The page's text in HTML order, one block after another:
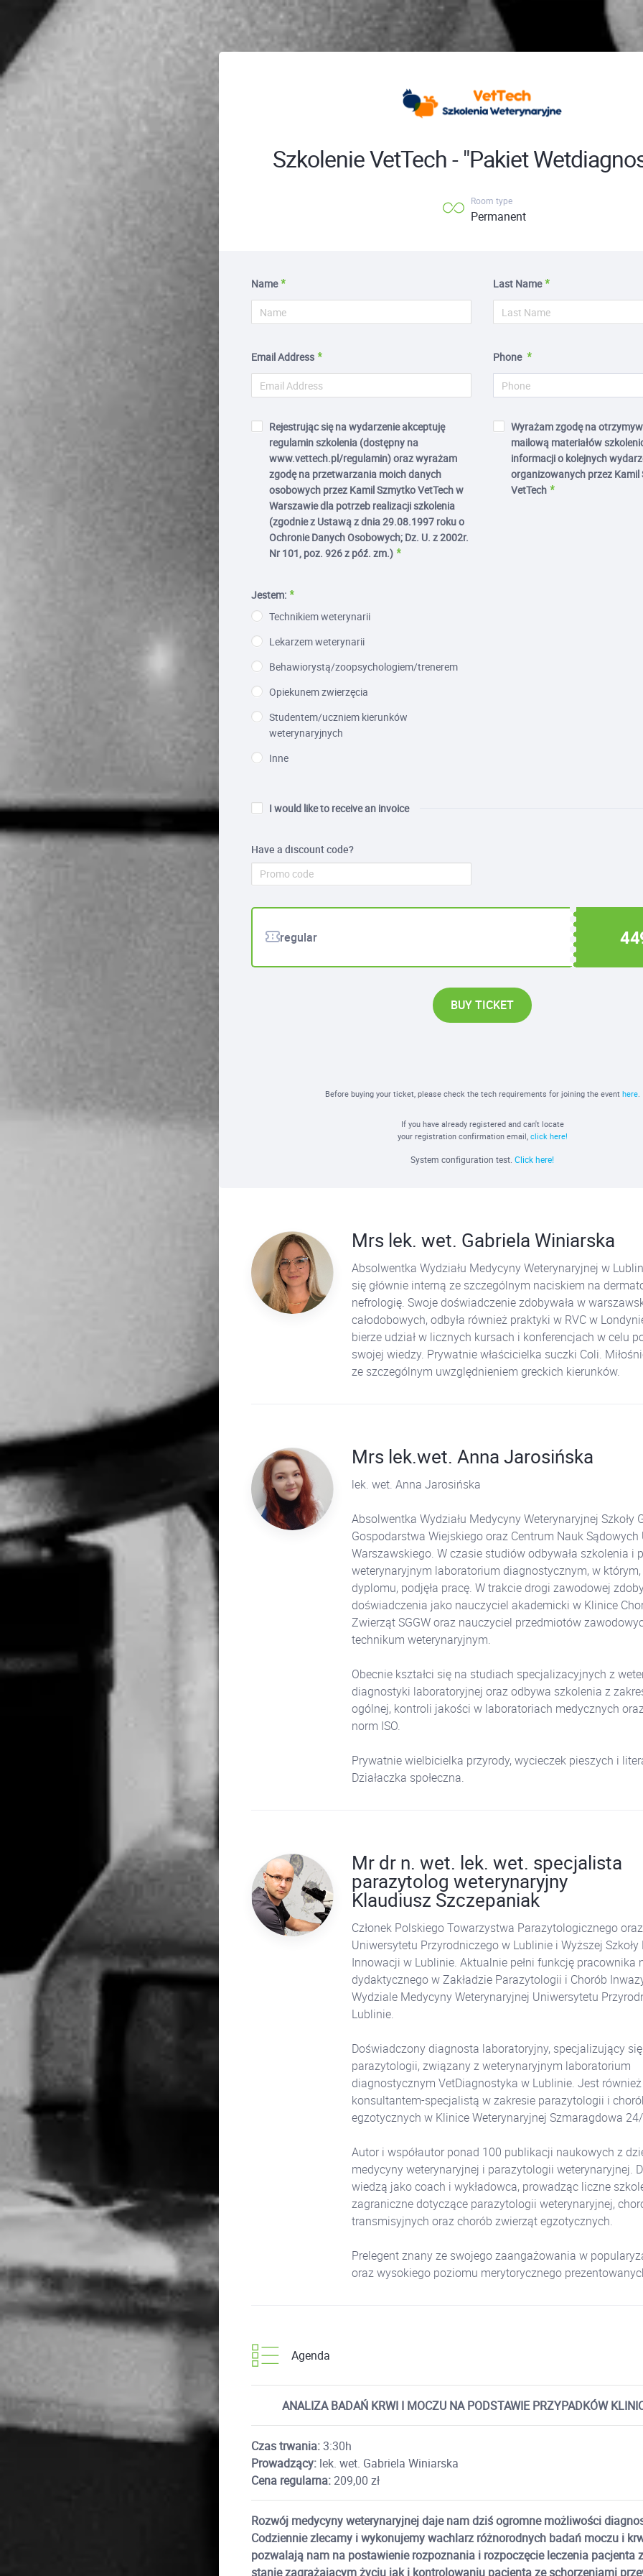
Szkolenie VetTech - "Pakiet
Room type
Permanent
Name Last Name
Email Address Phone
Rejestrując się na wydarzenie akceptuję
regulamin szkolenia (dostępny na
www.vettech.pl/regulamin) oraz wyrażam
zgodę na przetwarzania moich danych
osobowych przez Kamil Szmytko VetTech w
Warszawie dla potrzeb realizacji szkolenia
(zgodnie z Ustawą z dnia 29.08.1997 roku o
Ochronie Danych Osobowych; Dz. U. z 2002r.
Nr 101, poz. 926 z póź. zm.)
Wyrażam zgodę na
mailową materiałów
informacji o kolejnych
organizowanych przez Kamil
VetTech
Jestem:
Technikiem weterynarii
Lekarzem weterynarii
Behawiorystą/zoopsychologiem/trenerem
Opiekunem zwierzęcia
Studentem/uczniem kierunków
weterynaryjnych
Inne
I would like to receive an invoice
Have a discount code?
regular
BUY TICKET
Before buying your ticket, please check the tech requirements for joining the event here.
If you have already registered and can't locate
your registration confirmation email, click here!
System configuration test. Click here!
Mrs lek. wet. Gabriela Winiarska
Absolwentka Wydziału Medycyny Weterynaryjnej w
się głównie interną ze szczególnym naciskiem na
nefrologię. Swoje doświadczenie zdobywała w
całodobowych, odbyła również praktyki w RVC w
bierze udział w licznych kursach i konferencjach w celu
swojej wiedzy. Prywatnie właścicielka suczki Coli.
ze szczególnym uwzględnieniem greckich kierunków.
Mrs lek.wet. Anna Jarosińska
lek. wet. Anna Jarosińska
Absolwentka Wydziału Medycyny Weterynaryjnej Szkoły
Gospodarstwa Wiejskiego oraz Centrum Nauk
Warszawskiego. W czasie studiów odbywała szkolenia i
weterynaryjnym laboratorium diagnostycznym, w
dyplomu, podjęła pracę. W trakcie drogi zawodowej
doświadczenia jako nauczyciel akademicki w Klinice
Zwierząt SGGW oraz nauczyciel przedmiotów
technikum weterynaryjnym.
Obecnie kształci się na studiach specjalizacyjnych z
diagnostyki laboratoryjnej oraz odbywa szkolenia z
ogólnej, kontroli jakości w laboratoriach medycznych
norm ISO.
Prywatnie wielbicielka przyrody, wycieczek pieszych i
Działaczka społeczna.
Mr dr n. wet. lek. wet. specjalista
parazytolog weterynaryjny
Klaudiusz Szczepaniak
Członek Polskiego Towarzystwa Parazytologicznego
Uniwersytetu Przyrodniczego w Lublinie i Wyższej
Innowacji w Lublinie. Aktualnie pełni funkcję pracownika
dydaktycznego w Zakładzie Parazytologii i Chorób
Wydziale Medycyny Weterynaryjnej Uniwersytetu
Lublinie.
Doświadczony diagnosta laboratoryjny, specjalizujący
parazytologii, związany z weterynaryjnym laboratorium
diagnostycznym VetDiagnostyka w Lublinie. Jest również
konsultantem-specjalistą w zakresie parazytologii i
egzotycznych w Klinice Weterynaryjnej Szmaragdowa
Autor i współautor ponad 100 publikacji naukowych z
medycyny weterynaryjnej i parazytologii weterynaryjnej.
wiedzą jako coach i wykładowca, prowadząc liczne
zagraniczne dotyczące parazytologii weterynaryjnej,
transmisyjnych oraz chorób zwierząt egzotycznych.
Prelegent znany ze swojego zaangażowania w
oraz wysokiego poziomu merytorycznego
Agenda
ANALIZA BADAŃ KRWI I MOCZU NA PODSTAWIE PRZYPADKÓW
Czas trwania:3:30h
Prowadzący:lek. wet. Gabriela Winiarska
Cena regularna:209,00 zł
Rozwój medycyny weterynaryjnej daje nam dziś ogromne możliwości
Codziennie zlecamy i wykonujemy wachlarz różnorodnych badań moczu i
pozwalają nam na postawienie rozpoznania i rozpoczęcie leczenia pacjenta
stanie zagrażającym życiu jak i kontrolowaniu pacjenta ze schorzeniami